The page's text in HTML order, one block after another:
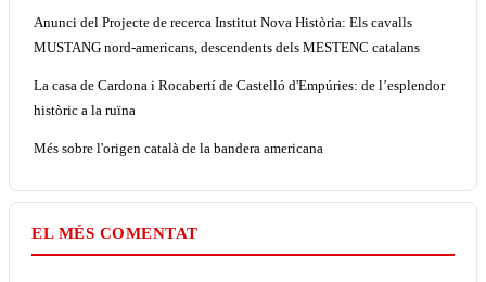
Anunci del Projecte de recerca Institut Nova Història: Els cavalls
MUSTANG nord-americans, descendents dels MESTENC catalans
La casa de Cardona i Rocabertí de Castelló d'Empúries: de l’esplendor
històric a la ruïna
Més sobre l'origen català de la bandera americana
EL MÉS COMENTAT